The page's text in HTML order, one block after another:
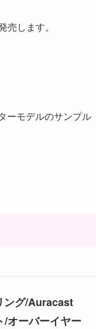
します。
ーモデルのサンプル
ング/Auracast
オーバーイヤー